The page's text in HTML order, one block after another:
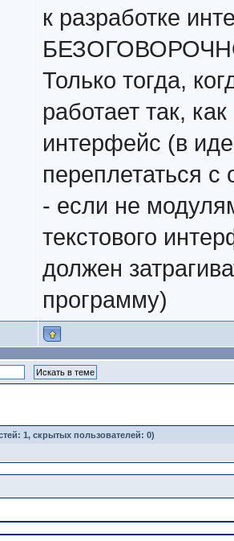
к разработке
БЕЗОГОВОРОЧНО
Только тогда,
работает так,
интерфейс (в
переплетаться
- если не
текстового
должен
программу)
1, скрытых пользователей: 0)